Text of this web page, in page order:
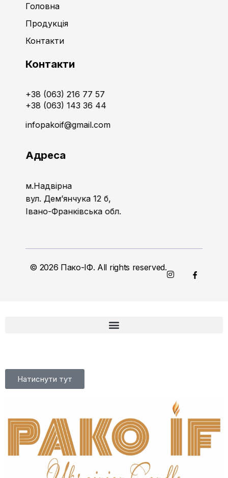
Головна
Продукція
Контакти
Контакти
+38 (063) 216 77 57
+38 (063) 143 36 44
infopakoif@gmail.com
Адреса
м.Надвірна
вул. Дем’янчука 12 б,
Івано-Франківська обл.
© 2026 Пако-ІФ. All rights reserved.
Натиснути тут